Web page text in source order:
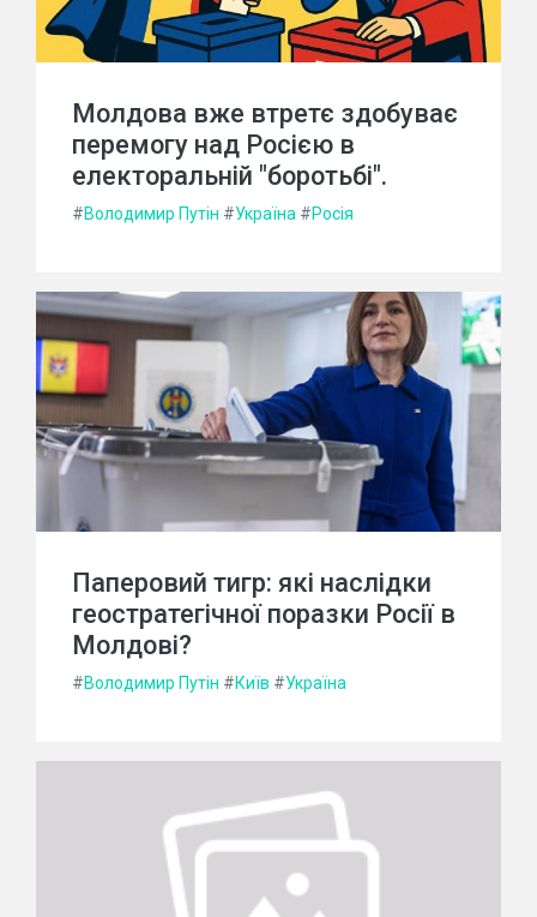
Молдова вже втретє здобуває
перемогу над Росією в
електоральній "боротьбі".
#Володимир Путін #Україна #Росія
Паперовий тигр: які наслідки
геостратегічної поразки Росії в
Молдові?
#Володимир Путін #Київ #Україна